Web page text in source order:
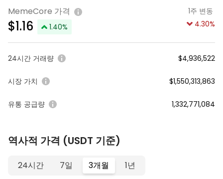
MemeCore 가격
$1.16 1.40%
1주 변동
4.30%
24시간 거래량 $4,936,522
시장 가치 $1,550,313,863
유통 공급량 1,332,771,084
역사적 가격 (USDT 기준)
24시간 7일 3개월 1년